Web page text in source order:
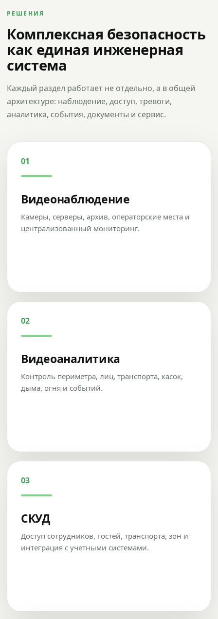
РЕШЕНИЯ
Комплексная безопасность
как единая инженерная
система
Каждый раздел работает не отдельно, а в общей
архитектуре: наблюдение, доступ, тревоги,
аналитика, события, документы и сервис.
01
Видеонаблюдение
Камеры, серверы, архив, операторские места и
централизованный мониторинг.
02
Видеоаналитика
Контроль периметра, лиц, транспорта, касок,
дыма, огня и событий.
03
СКУД
Доступ сотрудников, гостей, транспорта, зон и
интеграция с учетными системами.